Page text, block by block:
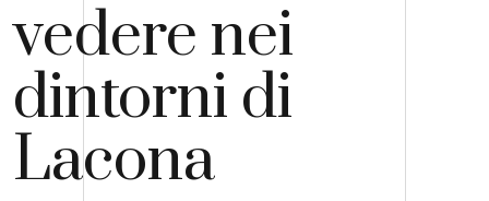
vedere nei
dintorni di
Lacona